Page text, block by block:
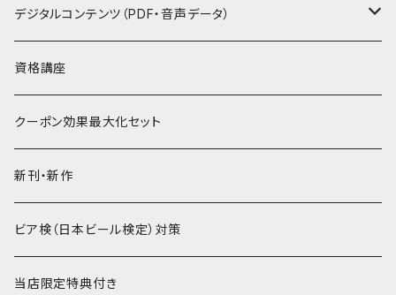
セット
デジタルコンテンツ（PDF・音声データ）
PDF
音声データ
PDF＋音声データ
資格講座
クーポン効果最大化セット
新刊・新作
ビア検（日本ビール検定）対策
当店限定特典付き